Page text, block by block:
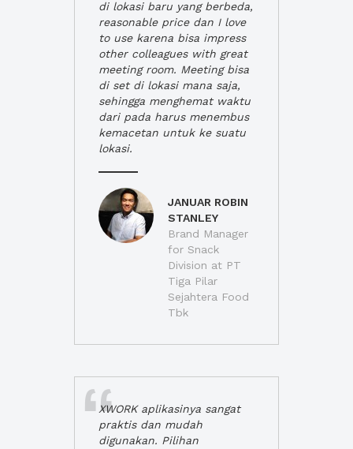
di lokasi baru yang berbeda,
reasonable price dan I love
to use karena bisa impress
other colleagues with great
meeting room. Meeting bisa
di set di lokasi mana saja,
sehingga menghemat waktu
dari pada harus menembus
kemacetan untuk ke suatu
lokasi.
JANUAR ROBIN
STANLEY
Brand Manager
for Snack
Division at PT
Tiga Pilar
Sejahtera Food
Tbk
XWORK aplikasinya sangat
praktis dan mudah
digunakan. Pilihan